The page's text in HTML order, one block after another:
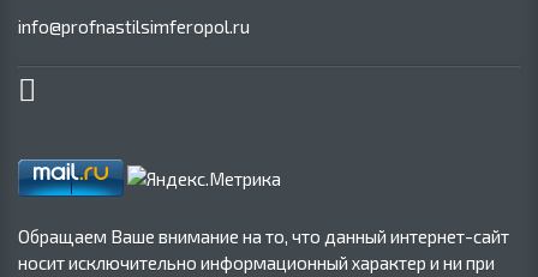
info@profnastilsimferopol.ru
Обращаем Ваше внимание на то, что данный интернет-сайт
носит исключительно информационный характер и ни при